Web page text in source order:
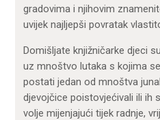
gradovima i njihovim
uvijek najljepši povratak
Domišljate knjižničarke djeci
uz mnoštvo lutaka s kojima
postati jedan od mnoštva
djevojčice poistovjećivali ili ih
volje mijenjajući tijek radnje,